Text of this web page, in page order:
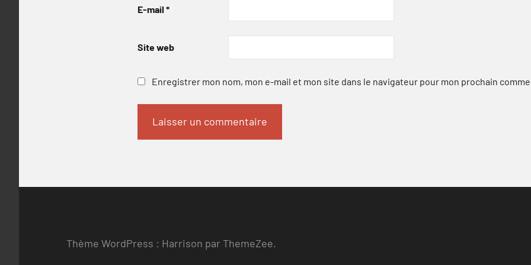
E-mail *
Site web
Enregistrer mon nom, mon e-mail et mon site dans le navigateur pour mon prochain
Thème WordPress : Harrison par ThemeZee.